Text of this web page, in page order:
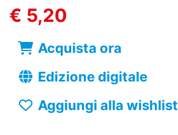
€ 5,20
Acquista ora
Edizione digitale
Aggiungi alla wishlist